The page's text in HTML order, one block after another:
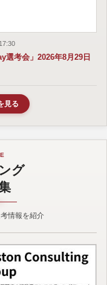
選考会」2026年8月29日
見る
グ
情報を紹介